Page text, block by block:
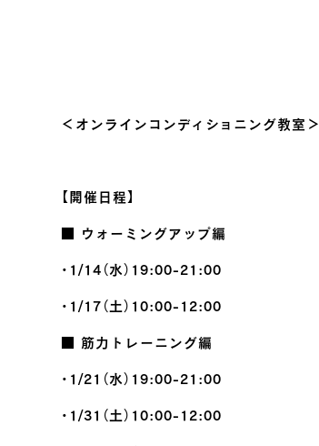
＜オンラインコンディショニング教室＞
【開催日程】
■ ウォーミングアップ編
・1/14（水）19:00-21:00
・1/17（土）10:00-12:00
■ 筋力トレーニング編
・1/21（水）19:00-21:00
・1/31（土）10:00-12:00